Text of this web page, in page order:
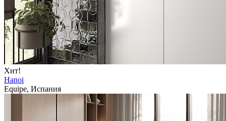
Хит!
Hanoi
Equipe, Испания